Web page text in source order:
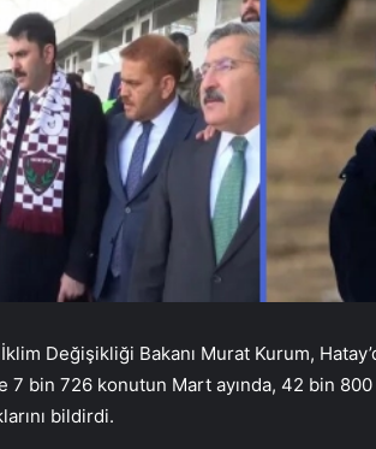
Değişikliği Bakanı Murat Kurum,
7 bin 726 konutun Mart ayında, 42 bin
bildirdi.